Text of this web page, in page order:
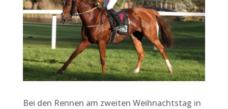
Bei den Rennen am zweiten Weihnachtstag in